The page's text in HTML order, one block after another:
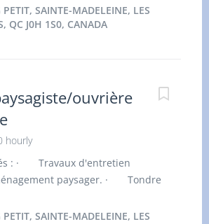
de sel, déneigement,
· Préparation de la
Entretien mineur de la machinerie
Autonomie et
Endurance et persévérance
de candidature Expérience :
: Aucune connaissance
Admissibilité : Être citoyen
permanent ou titulaire d’un
SAINTE-MADELEINE, LES
QC J0H 1S0, CANADA
ouvrière
hourly
: · Travaux d'entretien
paysager. · Tondre
de terrain et fermeture.
SAINTE-MADELEINE, LES